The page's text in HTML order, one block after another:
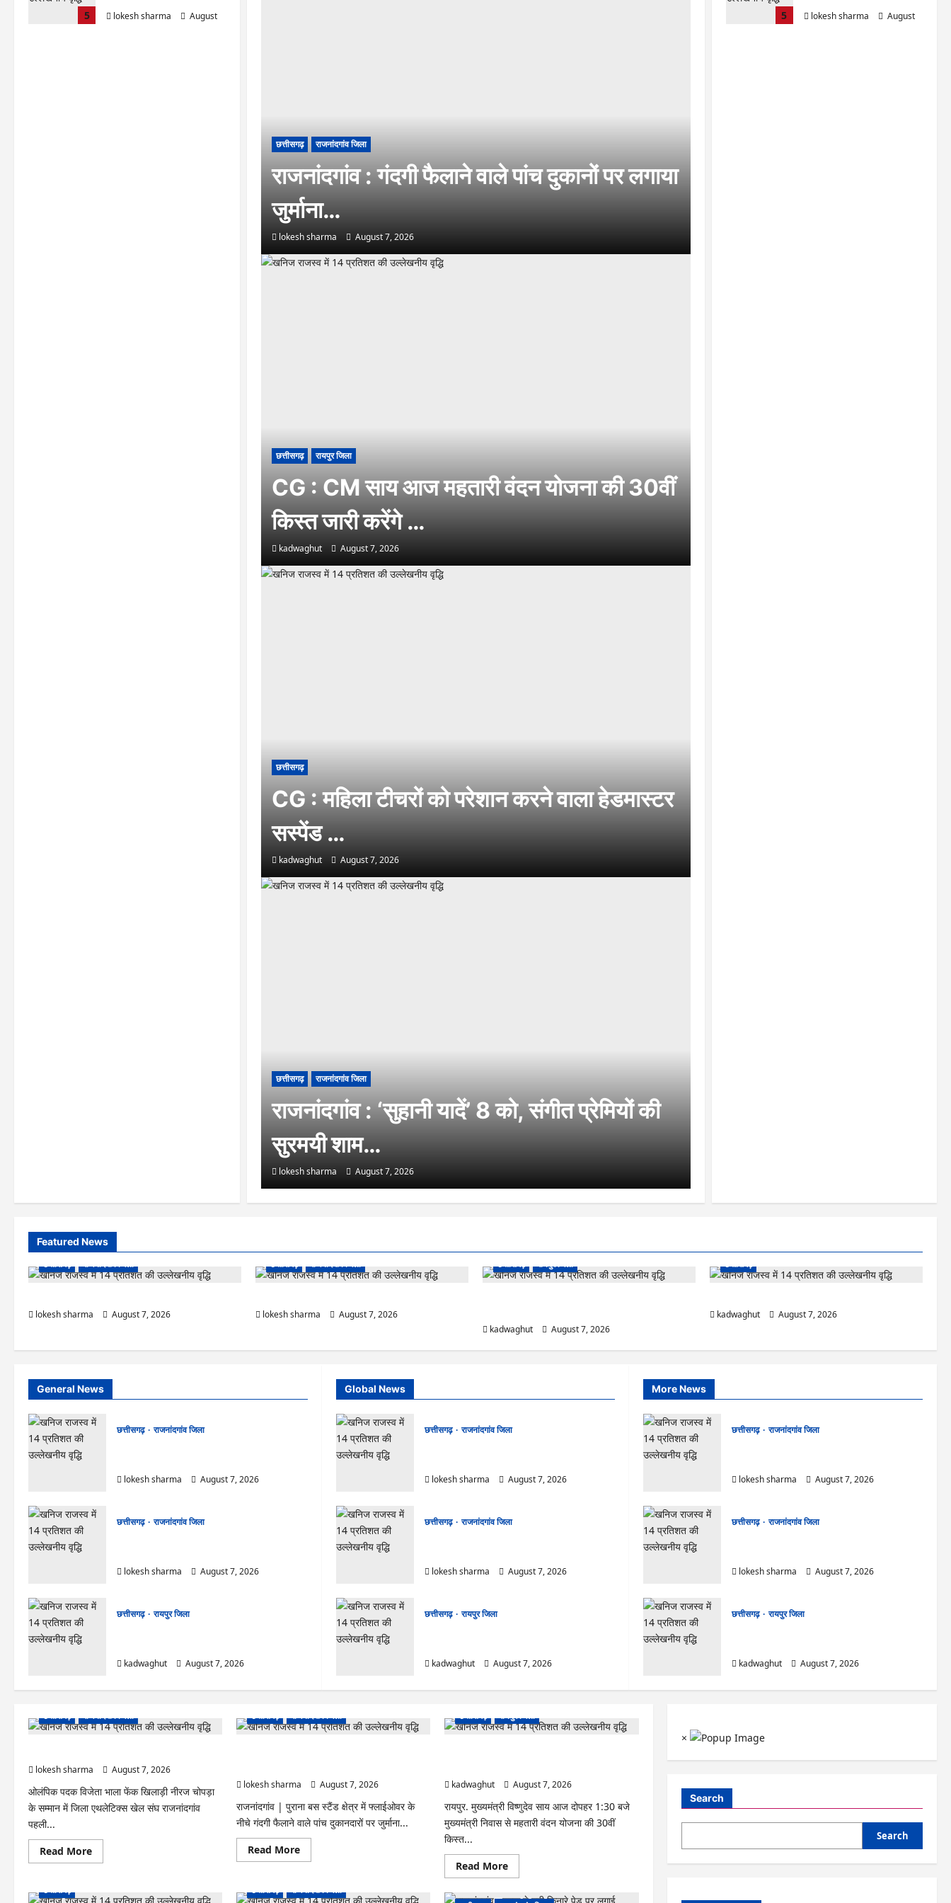
5
lokesh sharma
August
छत्तीसगढ़ राजनांदगांव जिला
राजनांदगांव : गंदगी फैलाने वाले पांच दुकानों पर लगाया
जुर्माना…
lokesh sharma August 7, 2026
छत्तीसगढ़ रायपुर जिला
CG : CM साय आज महतारी वंदन योजना की 30वीं
किस्त जारी करेंगे …
kadwaghut August 7, 2026
छत्तीसगढ़
CG : महिला टीचरों को परेशान करने वाला हेडमास्टर
सस्पेंड …
kadwaghut August 7, 2026
छत्तीसगढ़ राजनांदगांव जिला
राजनांदगांव : ‘सुहानी यादें’ 8 को, संगीत प्रेमियों की
सुरमयी शाम…
lokesh sharma August 7, 2026
5
lokesh sharma
August
Featured News
छत्तीसगढ़
राजनांदगांव जिला
lokesh sharma
August 7, 2026
छत्तीसगढ़ राजनांदगांव जिला
lokesh sharma
August 7, 2026
छत्तीसगढ़ रायपुर जिला
kadwaghut
August 7, 2026
छत्तीसगढ़
kadwaghut
August 7, 2026
General News
छत्तीसगढ़
राजनांदगांव जिला
lokesh sharma
August 7, 2026
छत्तीसगढ़
राजनांदगांव जिला
lokesh sharma
August 7, 2026
छत्तीसगढ़
रायपुर जिला
kadwaghut
August 7, 2026
Global News
छत्तीसगढ़
राजनांदगांव जिला
lokesh sharma
August 7, 2026
छत्तीसगढ़
राजनांदगांव जिला
lokesh sharma
August 7, 2026
छत्तीसगढ़
रायपुर जिला
kadwaghut
August 7, 2026
More News
छत्तीसगढ़
राजनांदगांव जिला
lokesh sharma
August 7, 2026
छत्तीसगढ़
राजनांदगांव जिला
lokesh sharma
August 7, 2026
छत्तीसगढ़
रायपुर जिला
kadwaghut
August 7, 2026
छत्तीसगढ़ राजनांदगांव जिला
lokesh sharma
August 7, 2026
ओलंपिक पदक विजेता भाला फेंक खिलाड़ी नीरज चोपड़ा
के सम्मान में जिला एथलेटिक्स खेल संघ राजनांदगांव
पहली...
Read MoreRead
more
नीरज
छत्तीसगढ़ राजनांदगांव जिला
lokesh sharma
August 7, 2026
राजनांदगांव | पुराना बस स्टैंड क्षेत्र में फ्लाईओवर के
नीचे गंदगी फैलाने वाले पांच दुकानदारों पर जुर्माना...
Read MoreRead
more
गंदगी
छत्तीसगढ़ रायपुर जिला
kadwaghut
August 7, 2026
रायपुर. मुख्यमंत्री विष्णुदेव साय आज दोपहर 1:30 बजे
मुख्यमंत्री निवास से महतारी वंदन योजना की 30वीं
किस्त...
Read MoreRead
more
CG
छत्तीसगढ़ छत्तीसगढ़
राजनांदगांव जिला
×
Search
Search